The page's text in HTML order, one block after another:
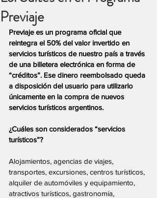
Previaje
Previaje es un programa oficial que
reintegra el 50% del valor invertido en
servicios turísticos de nuestro país a través
de una billetera electrónica en forma de
“créditos”. Ese dinero reembolsado queda
a disposición del usuario para utilizarlo
únicamente en la compra de nuevos
servicios turísticos argentinos.
¿Cuáles son considerados “servicios
turísticos”?
Alojamientos, agencias de viajes,
transportes, excursiones, centros turísticos,
alquiler de automóviles y equipamiento,
atractivos turísticos, gastronomía,